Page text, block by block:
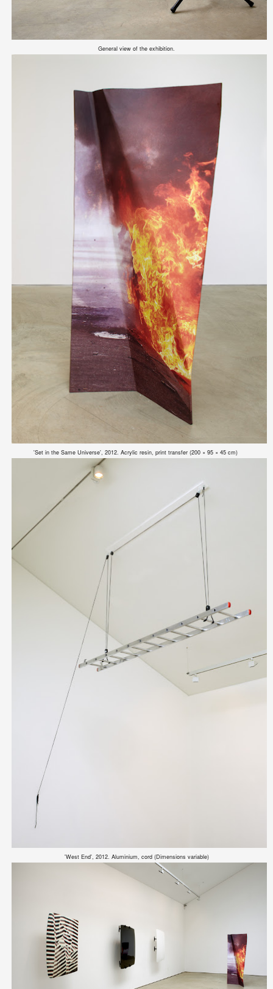
General view of the exhibition.
'Set in the Same Universe', 2012. Acrylic resin, print transfer (200 × 95 × 45 cm)
'West End', 2012. Aluminium, cord (Dimensions variable)